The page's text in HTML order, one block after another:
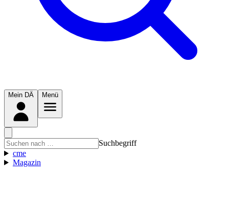
Mein DÄ Menü
Suchbegriff
cme
Magazin